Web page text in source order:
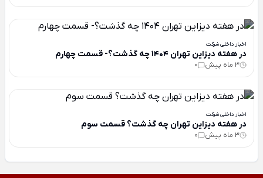
اخبار داخلی شرکت
در هفته دیزاین تهران 1404 چه گذشت؟- قسمت چهارم
3 ماه پیش 0
اخبار داخلی شرکت
در هفته دیزاین تهران چه گذشت؟ قسمت سوم
3 ماه پیش 0